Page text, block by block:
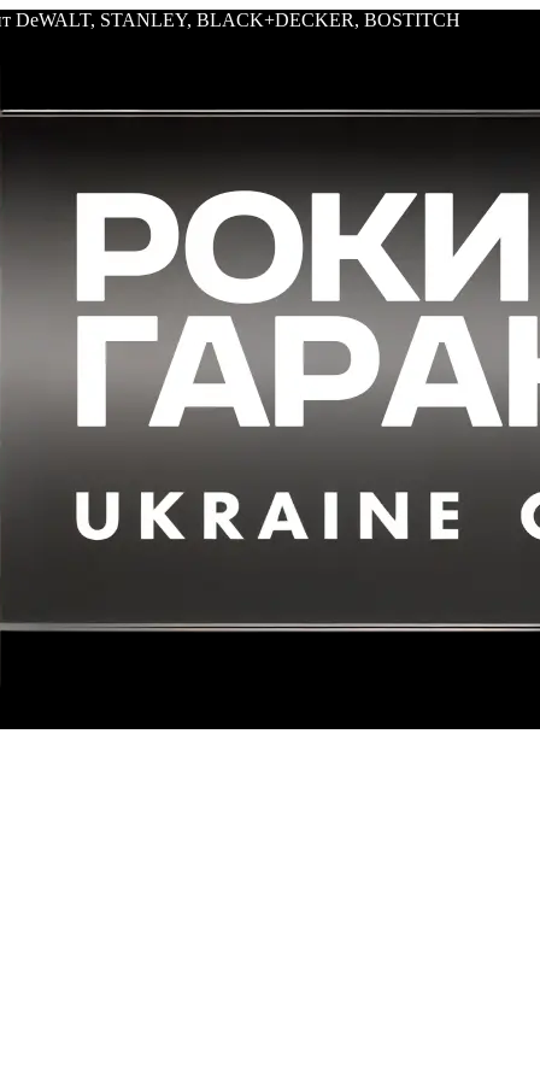
DeWALT, STANLEY, BLACK+DECKER, BOSTITCH